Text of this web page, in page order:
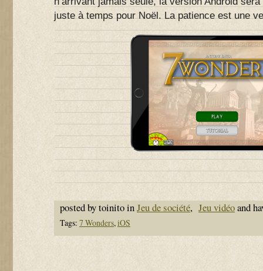
juste à temps pour Noël. La patience est une
posted by toinito inJeu de société, Jeu vidéoand
Tags: 7 Wonders, iOS